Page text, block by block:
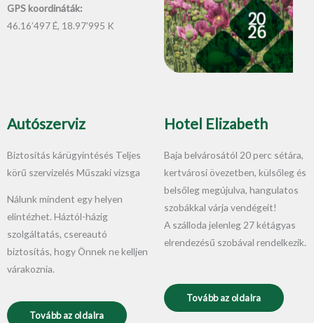
GPS koordináták:
46.16’497 É, 18.97’995 K
Autószerviz
Biztosítás kárügyintésés Teljes
körű szervizelés Műszaki vizsga
Nálunk mindent egy helyen
elintézhet. Háztól-házig
szolgáltatás, csereautó
biztosítás, hogy Önnek ne kelljen
várakoznia.
Tovább az oldalra
Hotel Elizabeth
Baja belvárosától 20 perc sétára,
kertvárosi övezetben, külsőleg és
belsőleg megújulva, hangulatos
szobákkal várja vendégeit!
A szálloda jelenleg 27 kétágyas
elrendezésű szobával rendelkezik.
Tovább az oldalra